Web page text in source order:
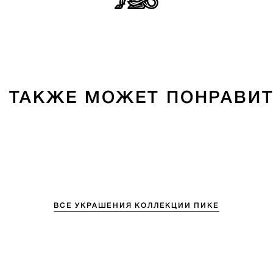
ТАКЖЕ МОЖЕТ
ВСЕ УКРАШЕНИЯ КОЛЛЕКЦИИ ПИКЕ